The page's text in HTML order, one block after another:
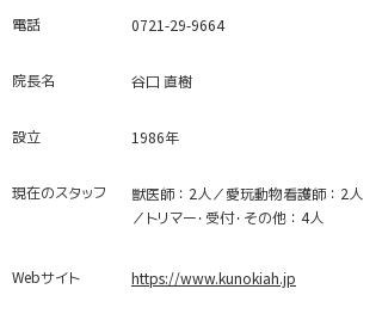
​電話 0721-29-9664
院長名 谷口 直樹
設立 1986年
現在のスタッフ
獣医師：2人／愛玩動物看護師：2人
／トリマー・受付・その他：4人
​Webサイト https://www.kunokiah.jp